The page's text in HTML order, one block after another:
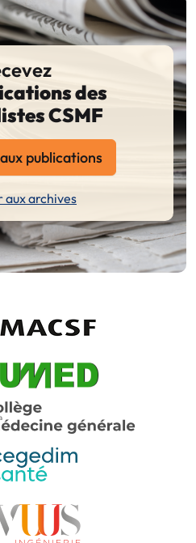
des
CSMF
publications
aux archives